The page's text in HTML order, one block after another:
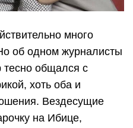
много
об одном журналисты
тесно общался с
хоть оба и
Вездесущие
на Ибице,